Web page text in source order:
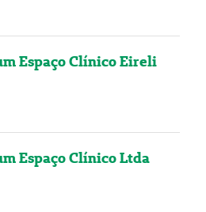
Espaço Clínico Eireli
Espaço Clínico Ltda